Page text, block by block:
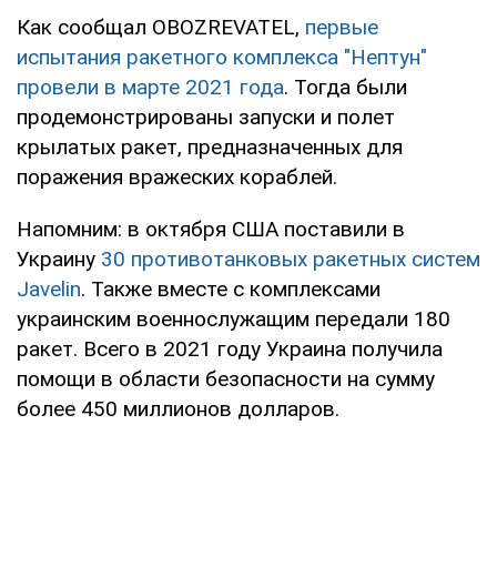
Как сообщал OBOZREVATEL, первые
испытания ракетного комплекса "Нептун"
провели в марте 2021 года. Тогда были
продемонстрированы запуски и полет
крылатых ракет, предназначенных для
поражения вражеских кораблей.
Напомним: в октября США поставили в
Украину 30 противотанковых ракетных систем
Javelin. Также вместе с комплексами
украинским военнослужащим передали 180
ракет. Всего в 2021 году Украина получила
помощи в области безопасности на сумму
более 450 миллионов долларов.